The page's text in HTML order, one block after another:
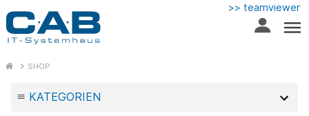
>> teamviewer
SHOP
KATEGORIEN